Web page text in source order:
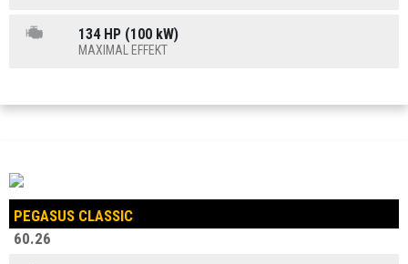
134 HP (100 kW)
MAXIMAL EFFEKT
PEGASUS CLASSIC
60.26